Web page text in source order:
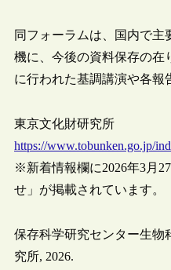
同フォーラムは、国内で主
機に、今後の資料保存の在
に行われた基調講演や各報
東京文化財研究所
https://www.tobunken.go.jp/
※新着情報欄に2026年3月
せ」が掲載されています。
保存科学研究センター生物
究所, 2026.